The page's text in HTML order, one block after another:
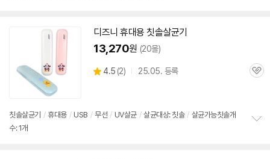
디즈니 휴대용 칫솔살균기
13,270원 (20몰)
별
4.5 (상
뷰
2) 25.05. 등록
관
칫솔살균기 / 휴대용 / USB / 무선 / UV살균 / 살균대상: 칫솔 / 살균가능칫솔개
수: 1개